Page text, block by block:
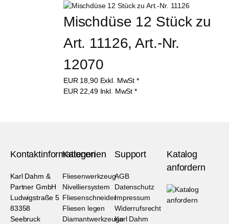
Mischdüse 12 Stück zu
Art. 11126, Art.-Nr.
12070
EUR 18,90 Exkl. MwSt *
EUR22,49 Inkl. MwSt *
Kontaktinformationen
Karl Dahm &
Partner GmbH
Ludwigstraße 5
83358
Seebruck
Kategorien
Fliesenwerkzeug
Nivelliersystem
Fliesenschneider
Fliesen legen
Diamantwerkzeuge
Support
AGB
Datenschutz
Impressum
Widerrufsrecht
Karl Dahm
Katalog
anfordern